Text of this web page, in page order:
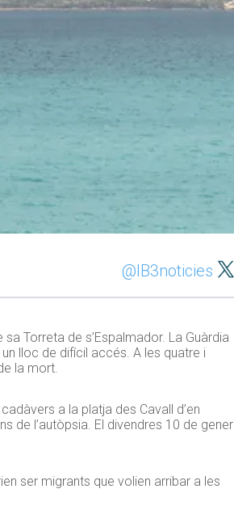
@IB3noticies
Torreta de s’Espalmador. La Guàrdia
lloc de difícil accés. A les quatre i
la mort.
a la platja des Cavall d’en
de l’autòpsia. El divendres 10 de gener
ser migrants que volien arribar a les